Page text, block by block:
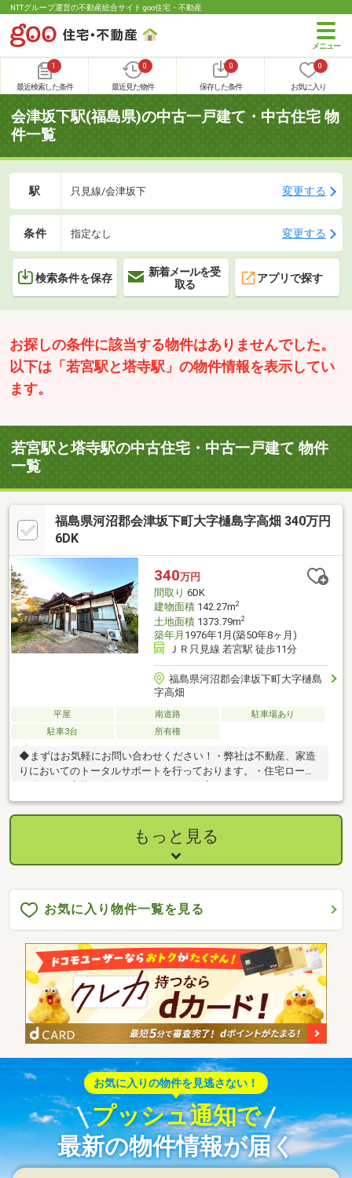
NTTグループ運営の不動産総合サイト goo住宅・不動産
1
最近検索した条件
0
最近見た物件
0
保存した条件
0
お気に入り
会津坂下駅(福島県)の中古一戸建て・中古住宅 物
件一覧
駅 只見線/会津坂下 変更する
条件 指定なし 変更する
検索条件を保存
新着メールを受
取る
アプリで探す
お探しの条件に該当する物件はありませんでした。
以下は「若宮駅と塔寺駅」の物件情報を表示してい
ます。
若宮駅と塔寺駅の中古住宅・中古一戸建て 物件
一覧
福島県河沼郡会津坂下町大字樋島字高畑 340万円
6DK
340万円
間取り 6DK
建物面積142.27m2
土地面積1373.79m2
築年月 1976年1月(築50年8ヶ月)
ＪＲ只見線 若宮駅 徒歩11分
福島県河沼郡会津坂下町大字樋島
字高畑
平屋 南道路
駐車場あり
駐車3台
所有権
◆まずはお気軽にお問い合わせください！・弊社は不動産、家造
りにおいてのトータルサポートを行っております。・住宅ローン
す。・スタッフ一同、誠心誠意ご対応させていただきます！◆経
験知識が豊富なスタッフが在籍！迅速な対応を心掛けておりま
す。・お問合せを受けてから即日ご対応をさせていただきま
す。・その他物件情報も多数ございます！お気軽にお問い合わせ
もっと見る
お気に入り物件一覧を見る
お気に入りの物件を見逃さない！
プッシュ通知で
最新の物件情報が届く